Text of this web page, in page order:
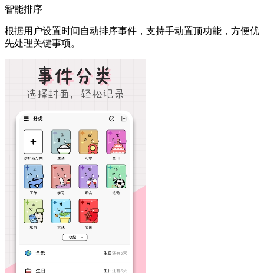
智能排序
根据用户设置时间自动排序事件，支持手动置顶功能，方便优
先处理关键事项。